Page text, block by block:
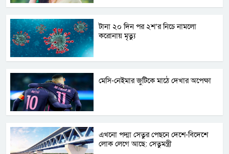
টানা ২০ দিন পর ২শ’র নিচে নামলো
করোনায় মৃত্যু
মেসি-নেইমার জুটিকে মাঠে দেখার অপেক্ষা
এখনো পদ্মা সেতুর পেছনে দেশে-বিদেশে
লোক লেগে আছে: সেতুমন্ত্রী